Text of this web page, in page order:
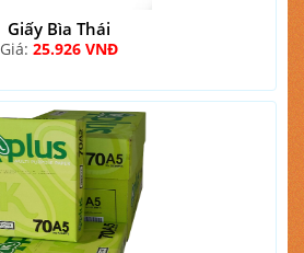
Giấy Bìa Thái
Giá: 25.926 VNĐ